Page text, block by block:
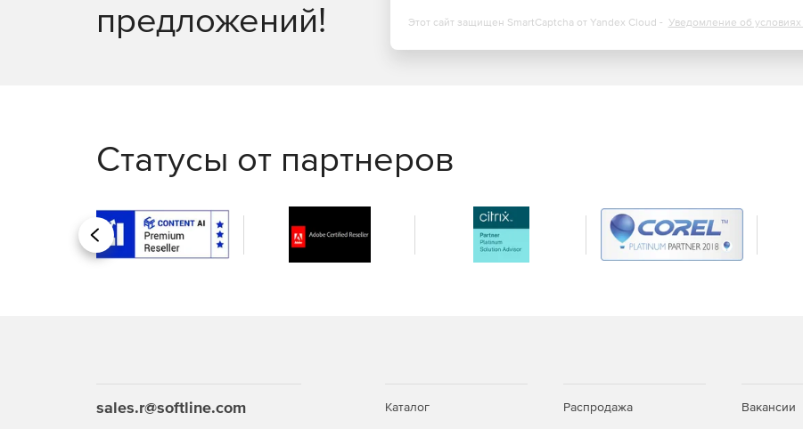
предложений!
Этот сайт защищен SmartCaptcha от Yandex Cloud - Уведомление об
Статусы от партнеров
Назад
sales.r@softline.com Каталог Распродажа Вакансии